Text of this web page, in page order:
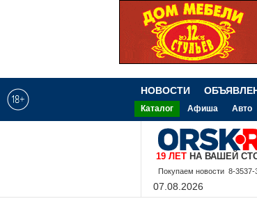
НОВОСТИ
Каталог Афиша Авто
19 ЛЕТНА ВАШЕЙ
8-9-228-340-300